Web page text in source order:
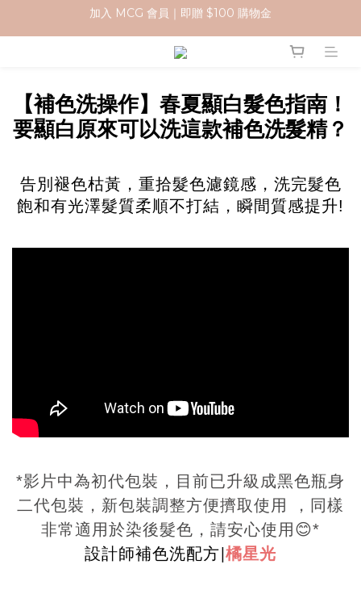
加入 MCG 會員｜即贈 $100 購物金
加入 MCG 會員｜即贈 $100 購物金
訂單成立後，2天內送達
加入 MCG 會員｜即贈 $100 購物金
【補色洗操作】春夏顯白髮色指南！
要顯白原來可以洗這款補色洗髮精？
告別褪色枯黃，重拾髮色濾鏡感，洗完髮色
飽和有光澤髮質柔順不打結，瞬間質感提升!
*影片中為初代包裝，目前已升級成黑色瓶身
二代包裝，新包裝調整方便擠取使用 ，同樣
非常適用於染後髮色，請安心使用😊*
設計師補色洗配方|橘星光